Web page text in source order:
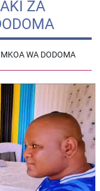
ZA
WA DODOMA